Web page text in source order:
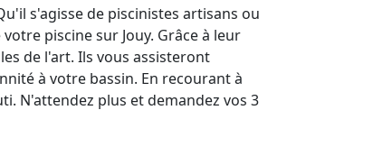
s'agisse de piscinistes artisans ou
piscine sur Jouy. Grâce à leur
de l'art. Ils vous assisteront
à votre bassin. En recourant à
N'attendez plus et demandez vos 3